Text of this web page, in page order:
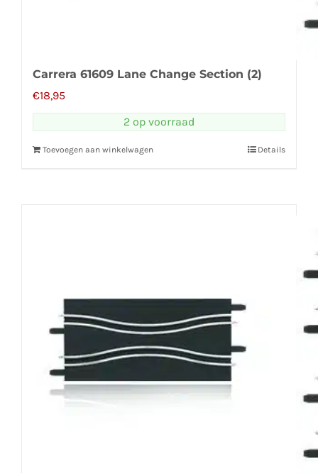
Carrera 61609 Lane Change Section (2)
€18,95
2 op voorraad
Toevoegen aan winkelwagen Details